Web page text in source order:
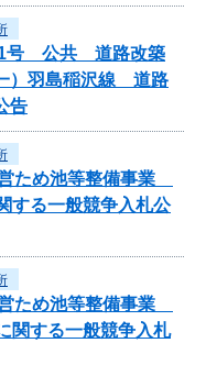
1号 公共 道路改築
）羽島稲沢線 道路
告
ため池等整備事業
する一般競争入札公
ため池等整備事業
関する一般競争入札